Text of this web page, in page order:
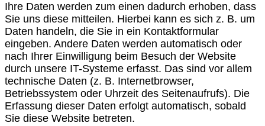
Ihre Daten werden zum einen dadurch erhoben, dass
Sie uns diese mitteilen. Hierbei kann es sich z. B. um
Daten handeln, die Sie in ein Kontaktformular
eingeben. Andere Daten werden automatisch oder
nach Ihrer Einwilligung beim Besuch der Website
durch unsere IT-Systeme erfasst. Das sind vor allem
technische Daten (z. B. Internetbrowser,
Betriebssystem oder Uhrzeit des Seitenaufrufs). Die
Erfassung dieser Daten erfolgt automatisch, sobald
Sie diese Website betreten.